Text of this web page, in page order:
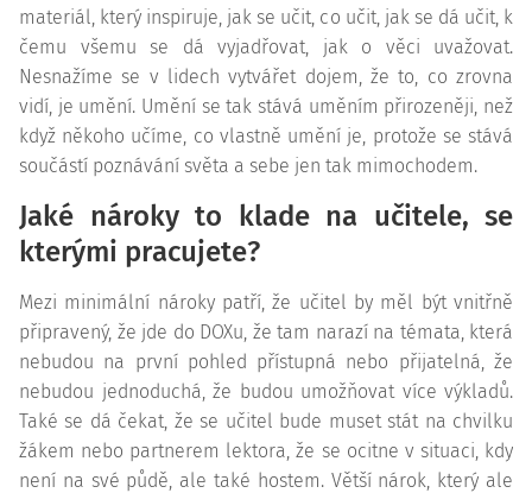
materiál, který inspiruje, jak se učit, co učit, jak se dá učit, k
čemu všemu se dá vyjadřovat, jak o věci uvažovat.
Nesnažíme se v lidech vytvářet dojem, že to, co zrovna
vidí, je umění. Umění se tak stává uměním přirozeněji, než
když někoho učíme, co vlastně umění je, protože se stává
součástí poznávání světa a sebe jen tak mimochodem.
Jaké nároky to klade na učitele, se
kterými pracujete?
Mezi minimální nároky patří, že učitel by měl být vnitřně
připravený, že jde do DOXu, že tam narazí na témata, která
nebudou na první pohled přístupná nebo přijatelná, že
nebudou jednoduchá, že budou umožňovat více výkladů.
Také se dá čekat, že se učitel bude muset stát na chvilku
žákem nebo partnerem lektora, že se ocitne v situaci, kdy
není na své půdě, ale také hostem. Větší nárok, který ale